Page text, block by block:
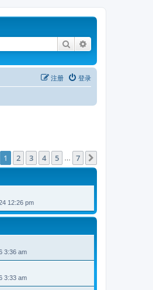
搜索
登录
注册
页： 1 7
1 2 3 4 5 7
12:26 pm
3:36 am
3:33 am